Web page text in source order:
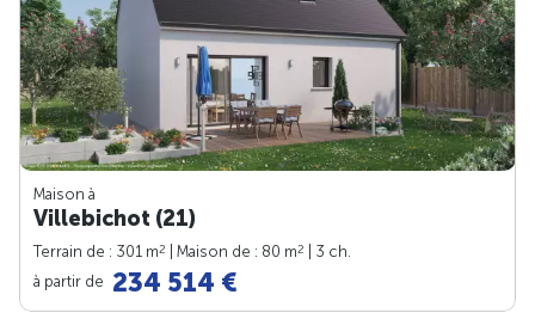
Maison à
Villebichot (21)
Terrain de : 301 m2 | Maison de : 80 m2
| 3 ch.
à partir de 234 514 €